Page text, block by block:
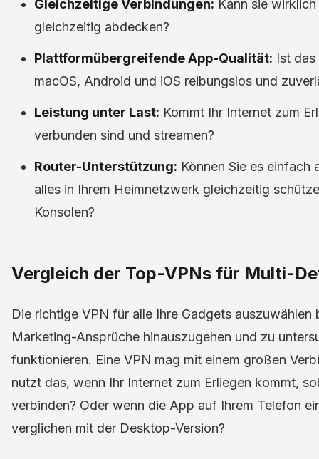
Gleichzeitige Verbindungen: Kann sie
gleichzeitig abdecken?
Plattformübergreifende App-Qualität: Ist
macOS, Android und iOS reibungslos und
Leistung unter Last: Kommt Ihr Internet zum
verbunden sind und streamen?
Router-Unterstützung: Können Sie es einfach
alles in Ihrem Heimnetzwerk gleichzeitig
Konsolen?
Vergleich der Top-VPNs für Multi-
Die richtige VPN für alle Ihre Gadgets
Marketing-Ansprüche hinauszugehen und zu
funktionieren. Eine VPN mag mit einem großen
nutzt das, wenn Ihr Internet zum Erliegen kommt,
verbinden? Oder wenn die App auf Ihrem Telefon
verglichen mit der Desktop-Version?